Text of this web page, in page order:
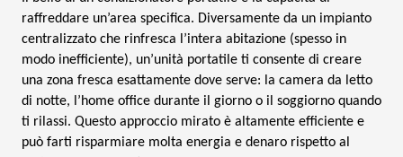
raffreddare un’area specifica. Diversamente da un impianto
centralizzato che rinfresca l’intera abitazione (spesso in
modo inefficiente), un’unità portatile ti consente di creare
una zona fresca esattamente dove serve: la camera da letto
di notte, l’home office durante il giorno o il soggiorno quando
ti rilassi. Questo approccio mirato è altamente efficiente e
può farti risparmiare molta energia e denaro rispetto al